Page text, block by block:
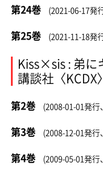
第24巻 (2021-06-17発行
第25巻 (2021-11-18発行
Kiss×sis : 弟に
講談社〈KCDX〉
第2巻 (2008-01-01発行、
第3巻 (2008-12-01発行、
第4巻 (2009-05-01発行、